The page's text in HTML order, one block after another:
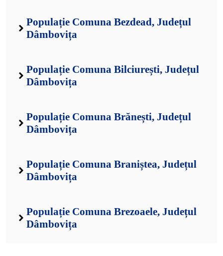
Populație Comuna Bezdead, Județul
Dâmbovița
Populație Comuna Bilciurești, Județul
Dâmbovița
Populație Comuna Brănești, Județul
Dâmbovița
Populație Comuna Braniștea, Județul
Dâmbovița
Populație Comuna Brezoaele, Județul
Dâmbovița